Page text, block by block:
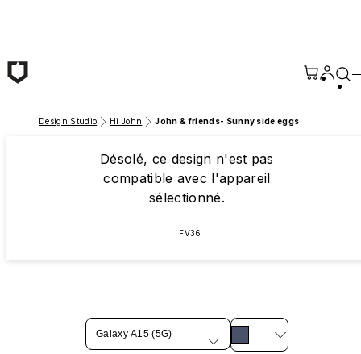
Design Studio Hi John John & friends- Sunny side eggs
Désolé, ce design n'est pas
compatible avec l'appareil
sélectionné.
FV36
Galaxy A15 (5G)